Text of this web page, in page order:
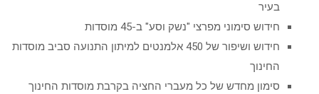
בעיר
חידוש סימוני מפרצי "נשק וסע" ב-45 מוסדות
חידוש ושיפור של 450 אלמנטים למיתון התנועה סביב מוסדות
החינוך
סימון מחדש של כל מעברי החציה בקרבת מוסדות החינוך